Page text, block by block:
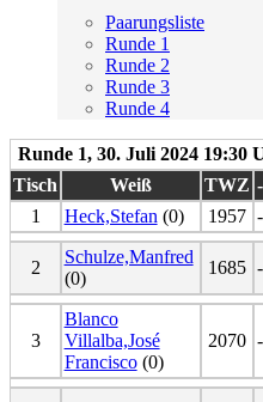
Paarungsliste
Runde 1
Runde 2
Runde 3
Runde 4
Runde 1, 30. Juli 2024 19:30
Tisch
Weiß TWZ -
1
Heck,Stefan (0) 1957 -
2
Schulze,Manfred
(0)
1685 -
3
Blanco
Villalba,José
Francisco(0)
2070 -